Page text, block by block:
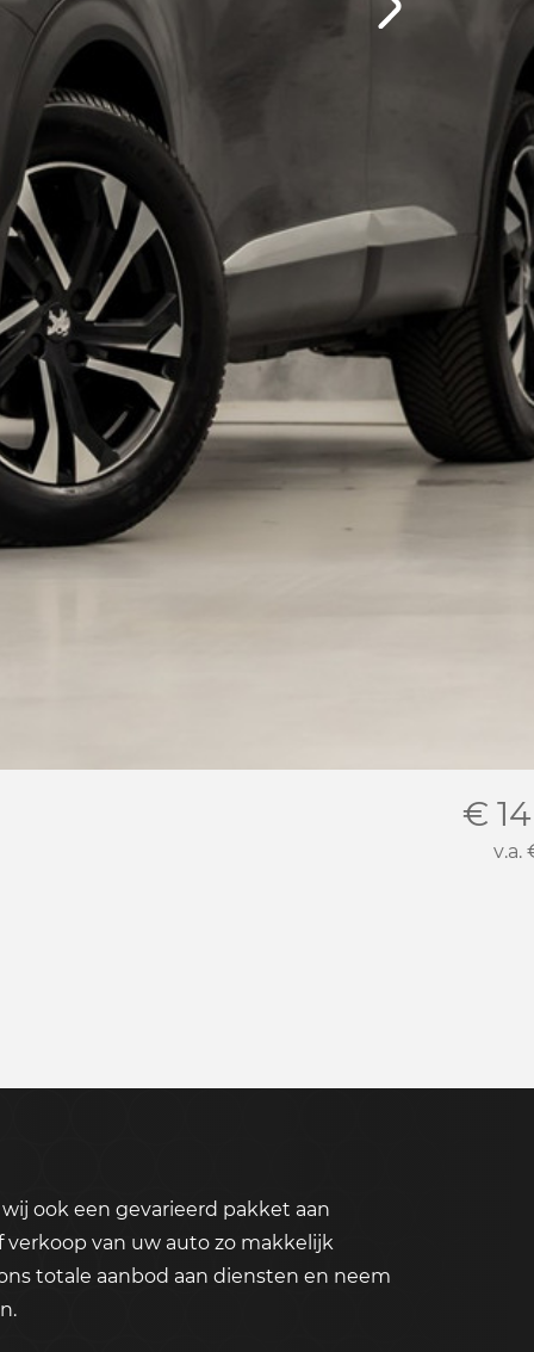
€
v.a.
ook een gevarieerd pakket aan
verkoop van uw auto zo makkelijk
totale aanbod aan diensten en neem